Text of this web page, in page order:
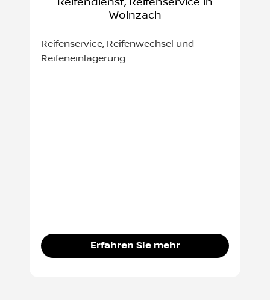
Wolnzach
Reifenservice, Reifenwechsel und
Reifeneinlagerung
Erfahren Sie mehr